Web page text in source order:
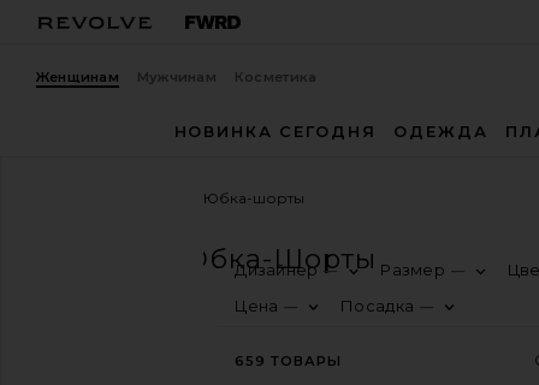
Женщинам Мужчинам Косметика
НОВИНКА СЕГОДНЯ ОДЕЖДА
Юбка-шорты
Юбка-Шорты
Дизайнер —
Размер —
Цена —
Посадка —
659 ТОВАРЫ